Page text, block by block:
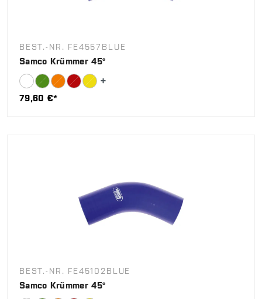
BEST.-NR. FE4557BLUE
Samco Krümmer 45°
79,60 €*
BEST.-NR. FE45102BLUE
Samco Krümmer 45°